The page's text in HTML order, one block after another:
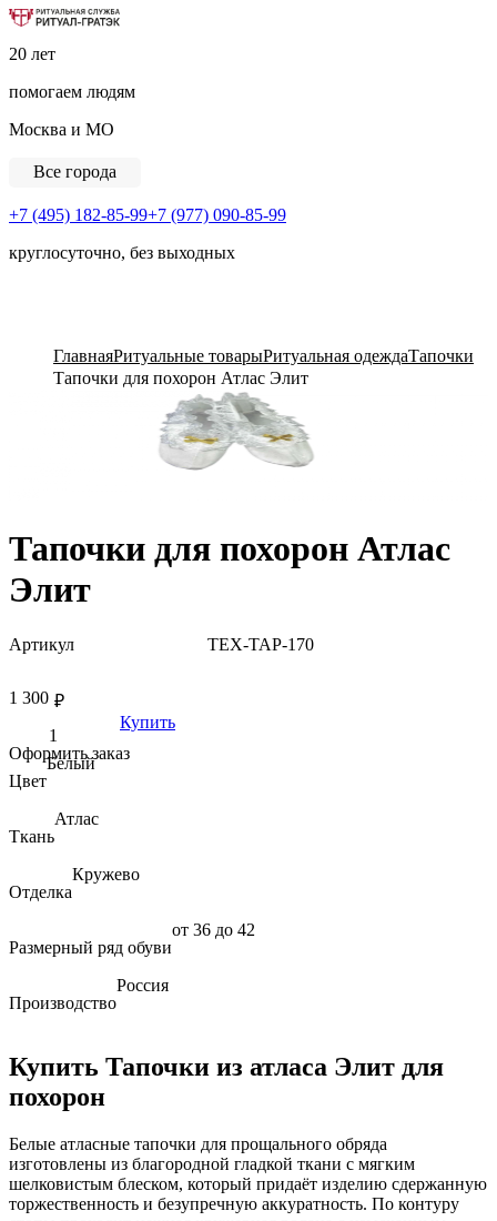
Ритуальная Служба «Ритуал-ГРАТЭК»
20 лет
помогаем людям
Москва и МО
Все города
+7 (495) 182-85-99+7 (977) 090-85-99
круглосуточно, без выходных
ГлавнаяРитуальные товарыРитуальная одеждаТапочки
Тапочки для похорон Атлас Элит
Тапочки для похорон Атлас
Элит
Артикул TEX-TAP-170
₽
1 300
Купить
Оформить заказ
Цвет
Белый
Ткань
Атлас
Отделка
Кружево
Размерный ряд обуви
от 36 до 42
Производство
Россия
Купить Тапочки из атласа Элит для
похорон
Белые атласные тапочки для прощального обряда
изготовлены из благородной гладкой ткани с мягким
шелковистым блеском, который придаёт изделию сдержанную
торжественность и безупречную аккуратность. По контуру